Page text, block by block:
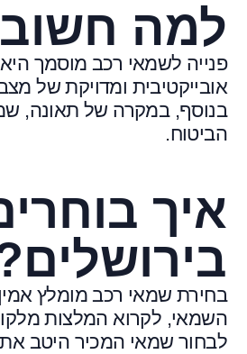
למה
פנייה לשמאי רכב מוסמך
אובייקטיבית ומדויקת של
בנוסף, במקרה של תאונה,
הביטוח.
איך
בחירת שמאי רכב מומלץ
השמאי, לקרוא המלצות
לבחור שמאי המכיר היטב את